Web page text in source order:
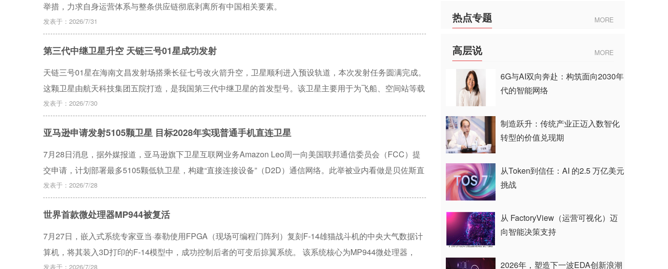
举措，力求自身运营体系与整条供应链彻底剥离所有中国相关要素。
发表于：2026/7/31
第三代中继卫星升空 天链三号01星成功发射
天链三号01星在海南文昌发射场搭乘长征七号改火箭升空，卫星顺利进入预设轨道，本次发射任务圆满完成。
这颗卫星由航天科技集团五院打造，是我国第三代中继卫星的首发型号。该卫星主要用于为飞船、空间站等载
人航天器提供数据中继和测控服务，为中低轨道资源卫星提供数据中继和测控服务。
发表于：2026/7/30
亚马逊申请发射5105颗卫星 目标2028年实现普通手机直连卫星
7月28日消息，据外媒报道，亚马逊旗下卫星互联网业务Amazon Leo周一向美国联邦通信委员会（FCC）提
交申请，计划部署最多5105颗低轨卫星，构建“直接连接设备”（D2D）通信网络。此举被业内看做是贝佐斯直
接叫板马斯克旗下星链的直连手机服务。
发表于：2026/7/28
世界首款微处理器MP944被复活
7月27日，嵌入式系统专家亚当·泰勒使用FPGA（现场可编程门阵列）复刻F-14雄猫战斗机的中央大气数据计
算机，将其装入3D打印的F-14模型中，成功控制后者的可变后掠翼系统。 该系统核心为MP944微处理器，
发表于：2026/7/28
热点专题 MORE
高层说 MORE
6G与AI双向奔赴：构筑面向2030年
代的智能网络
制造跃升：传统产业正迈入数智化
转型的价值兑现期
从Token到信任：AI 的2.5 万亿美元
挑战
从 FactoryView（运营可视化）迈
向智能决策支持
2026年，塑造下一波EDA创新浪潮